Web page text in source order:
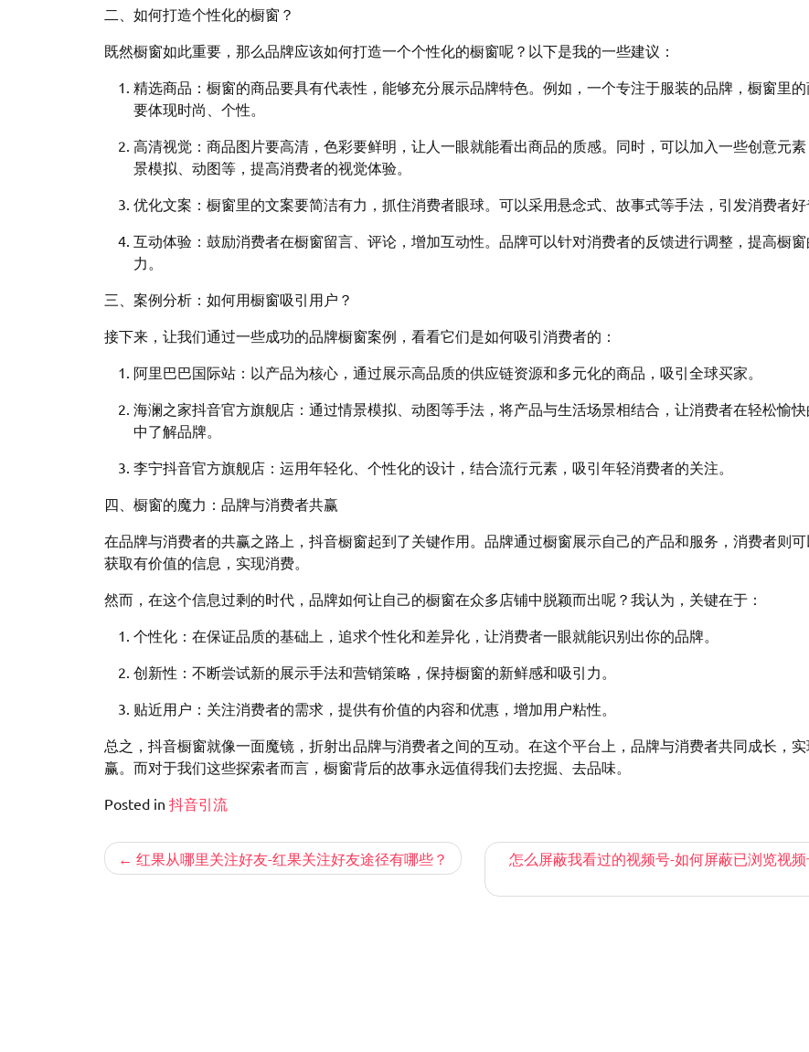
二、如何打造个性化的橱窗？
既然橱窗如此重要，那么品牌应该如何打造一个个性化的橱窗呢？以下是我的一些建议：
精选商品：橱窗的商品要具有代表性，能够充分展示品牌特色。例如，一个专注于服装的品牌，橱窗里
要体现时尚、个性。
高清视觉：商品图片要高清，色彩要鲜明，让人一眼就能看出商品的质感。同时，可以加入一些创意元
景模拟、动图等，提高消费者的视觉体验。
优化文案：橱窗里的文案要简洁有力，抓住消费者眼球。可以采用悬念式、故事式等手法，引发消费者好
互动体验：鼓励消费者在橱窗留言、评论，增加互动性。品牌可以针对消费者的反馈进行调整，提高橱窗
力。
三、案例分析：如何用橱窗吸引用户？
接下来，让我们通过一些成功的品牌橱窗案例，看看它们是如何吸引消费者的：
阿里巴巴国际站：以产品为核心，通过展示高品质的供应链资源和多元化的商品，吸引全球买家。
海澜之家抖音官方旗舰店：通过情景模拟、动图等手法，将产品与生活场景相结合，让消费者在轻松愉
中了解品牌。
李宁抖音官方旗舰店：运用年轻化、个性化的设计，结合流行元素，吸引年轻消费者的关注。
四、橱窗的魔力：品牌与消费者共赢
在品牌与消费者的共赢之路上，抖音橱窗起到了关键作用。品牌通过橱窗展示自己的产品和服务，消费者则可
获取有价值的信息，实现消费。
然而，在这个信息过剩的时代，品牌如何让自己的橱窗在众多店铺中脱颖而出呢？我认为，关键在于：
个性化：在保证品质的基础上，追求个性化和差异化，让消费者一眼就能识别出你的品牌。
创新性：不断尝试新的展示手法和营销策略，保持橱窗的新鲜感和吸引力。
贴近用户：关注消费者的需求，提供有价值的内容和优惠，增加用户粘性。
总之，抖音橱窗就像一面魔镜，折射出品牌与消费者之间的互动。在这个平台上，品牌与消费者共同成长，
赢。而对于我们这些探索者而言，橱窗背后的故事永远值得我们去挖掘、去品味。
Posted in 抖音引流
文 红果从哪里关注好友-红果关注好友途径有哪些？ 怎么屏蔽我看过的视频号-如何屏蔽已浏览视